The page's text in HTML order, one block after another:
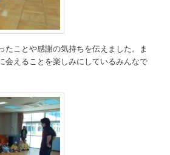
たことや感謝の気持ちを伝えました。ま
会えることを楽しみにしているみんなで